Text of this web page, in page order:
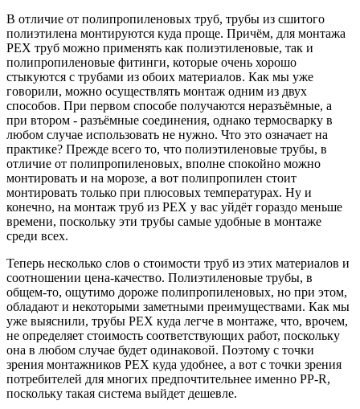
В отличие от полипропиленовых труб, трубы из сшитого
полиэтилена монтируются куда проще. Причём, для монтажа
PEX труб можно применять как полиэтиленовые, так и
полипропиленовые фитинги, которые очень хорошо
стыкуются с трубами из обоих материалов. Как мы уже
говорили, можно осуществлять монтаж одним из двух
способов. При первом способе получаются неразъёмные, а
при втором - разъёмные соединения, однако термосварку в
любом случае использовать не нужно. Что это означает на
практике? Прежде всего то, что полиэтиленовые трубы, в
отличие от полипропиленовых, вполне спокойно можно
монтировать и на морозе, а вот полипропилен стоит
монтировать только при плюсовых температурах. Ну и
конечно, на монтаж труб из PEX у вас уйдёт гораздо меньше
времени, поскольку эти трубы самые удобные в монтаже
среди всех.
Теперь несколько слов о стоимости труб из этих материалов и
соотношении цена-качество. Полиэтиленовые трубы, в
общем-то, ощутимо дороже полипропиленовых, но при этом,
обладают и некоторыми заметными преимуществами. Как мы
уже выяснили, трубы PEX куда легче в монтаже, что, врочем,
не определяет стоимость соответствующих работ, поскольку
она в любом случае будет одинаковой. Поэтому с точки
зрения монтажников PEX куда удобнее, а вот с точки зрения
потребителей для многих предпочтительнее именно PP-R,
поскольку такая система выйдет дешевле.